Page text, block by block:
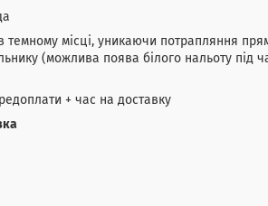
темному місці, уникаючи потрапляння
(можлива поява білого нальоту під
+ час на доставку